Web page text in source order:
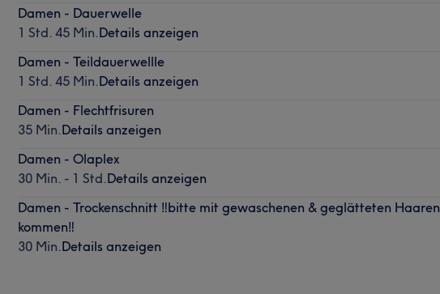
Damen - Dauerwelle
1 Std. 45 Min.Details anzeigen
Damen - Teildauerwellle
1 Std. 45 Min.Details anzeigen
Damen - Flechtfrisuren
35 Min.Details anzeigen
Damen - Olaplex
30 Min. - 1 Std.Details anzeigen
Damen - Trockenschnitt ‼️bitte mit gewaschenen & geglätteten Haaren
kommen‼️
30 Min.Details anzeigen